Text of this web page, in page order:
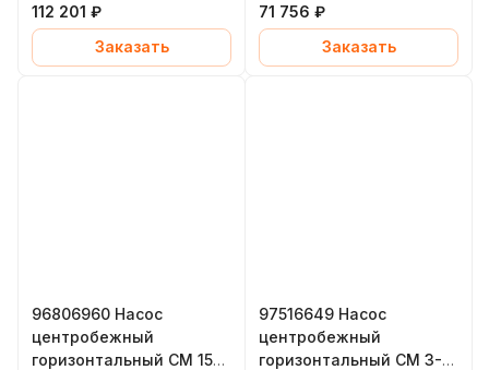
EPDM, Grundfos
(Грундфос)
112 201 ₽
Заказать
EPDM, Grundfos
(Грундфос)
71 756 ₽
Заказать
96806960 Насос
центробежный
горизонтальный CM 15-
97516649 Насос
центробежный
горизонтальный CM 3-6,